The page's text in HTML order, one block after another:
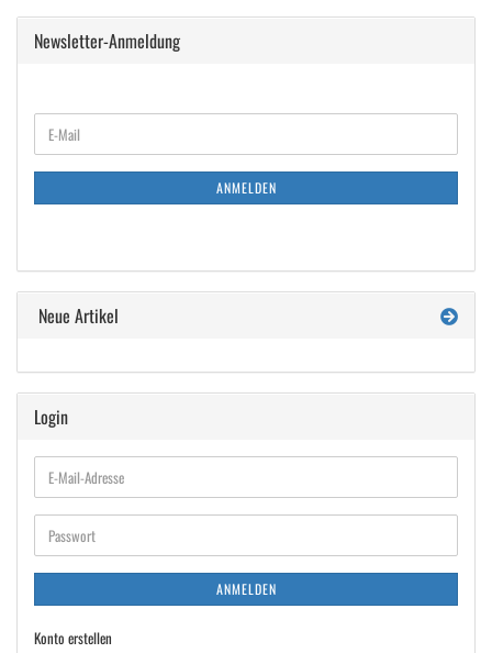
Newsletter-Anmeldung
ZUR
NEWSLETTER-
E-
Mail
ANMELDEN
Neue Artikel
Login
E-
Mail-
Adresse
Passwort
ANMELDEN
Konto erstellen